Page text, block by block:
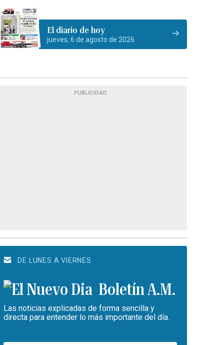
El diario de hoy
jueves, 6 de agosto de 2026
PUBLICIDAD
DE LUNES A VIERNES
Boletín A.M.
Las noticias explicadas de forma sencilla y
directa para entender lo más importante del día.